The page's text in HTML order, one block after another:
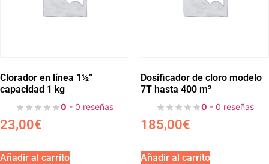
Clorador en línea 1½”
capacidad 1 kg
0 - 0 reseñas
23,00€
Añadir al carrito
Dosificador de cloro modelo
7T hasta 400 m³
0 - 0 reseñas
185,00€
Añadir al carrito